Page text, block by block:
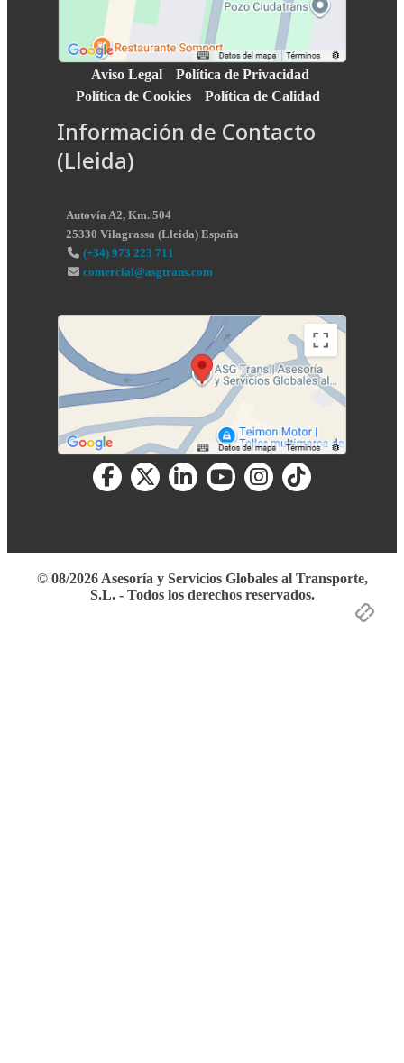
Aviso Legal
Política de Privacidad
Política de Cookies
Política de Calidad
Información de Contacto
(Lleida)
Autovía A2, Km. 504
25330 Vilagrassa (Lleida) España
(+34) 973 223 711
comercial@asgtrans.com
© 08/2026 Asesoría y Servicios Globales al Transporte,
S.L. - Todos los derechos reservados.